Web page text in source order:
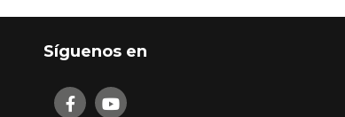
Síguenos en